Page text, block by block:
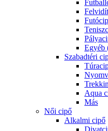
Egyéb
Szabadtéri
Aqua
Más
Női cipő
Alkalmi cipő